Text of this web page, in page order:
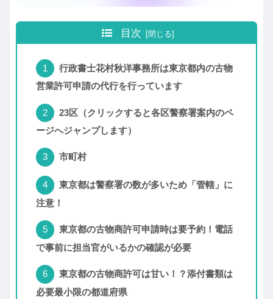
目次
行政書士花村秋洋事務所は東京都内の古物
営業許可申請の代行を行っています
23区（クリックすると各区警察署案内のペ
ージへジャンプします）
市町村
東京都は警察署の数が多いため「管轄」に
注意！
東京都の古物商許可申請時は要予約！電話
で事前に担当官がいるかの確認が必要
東京都の古物商許可は甘い！？添付書類は
必要最小限の都道府県